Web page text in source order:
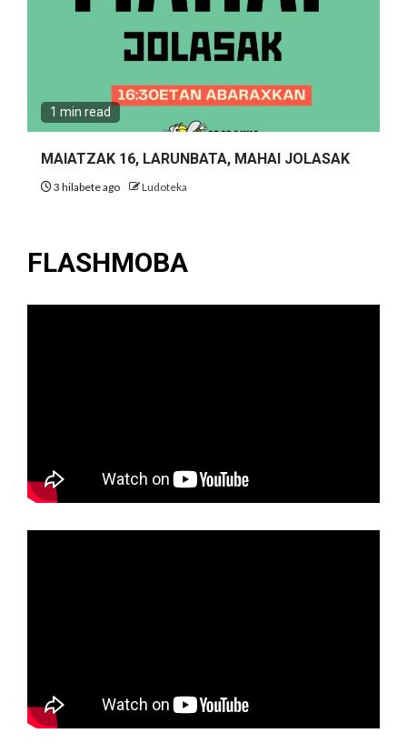
1 min read
MAIATZAK 16, LARUNBATA, MAHAI JOLASAK
3 hilabete ago Ludoteka
FLASHMOBA